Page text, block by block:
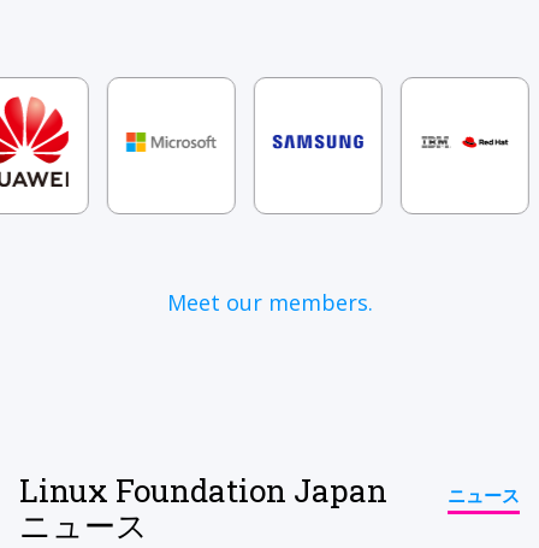
Meet our members.
Linux Foundation Japan
ニュース
ニュース